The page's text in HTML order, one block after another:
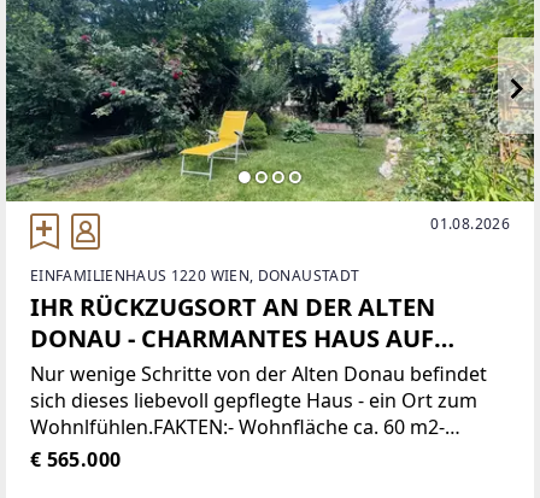
01.08.2026
EINFAMILIENHAUS 1220 WIEN, DONAUSTADT
IHR RÜCKZUGSORT AN DER ALTEN
DONAU - CHARMANTES HAUS AUF
EIGENGRUND
Nur wenige Schritte von der Alten Donau befindet
sich dieses liebevoll gepflegte Haus - ein Ort zum
Wohnlfühlen.FAKTEN:- Wohnfläche ca. 60 m2-
Grundstück ca. 361 m2- Eigengrund, kein Pacht!- 3
€ 565.000